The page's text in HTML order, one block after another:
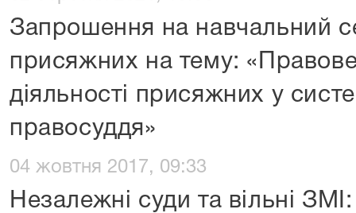
Запрошення на навчальний
присяжних на тему:
діяльності присяжних у
правосуддя»
04 жовтня 2017, 09:33
Незалежні суди та вільні